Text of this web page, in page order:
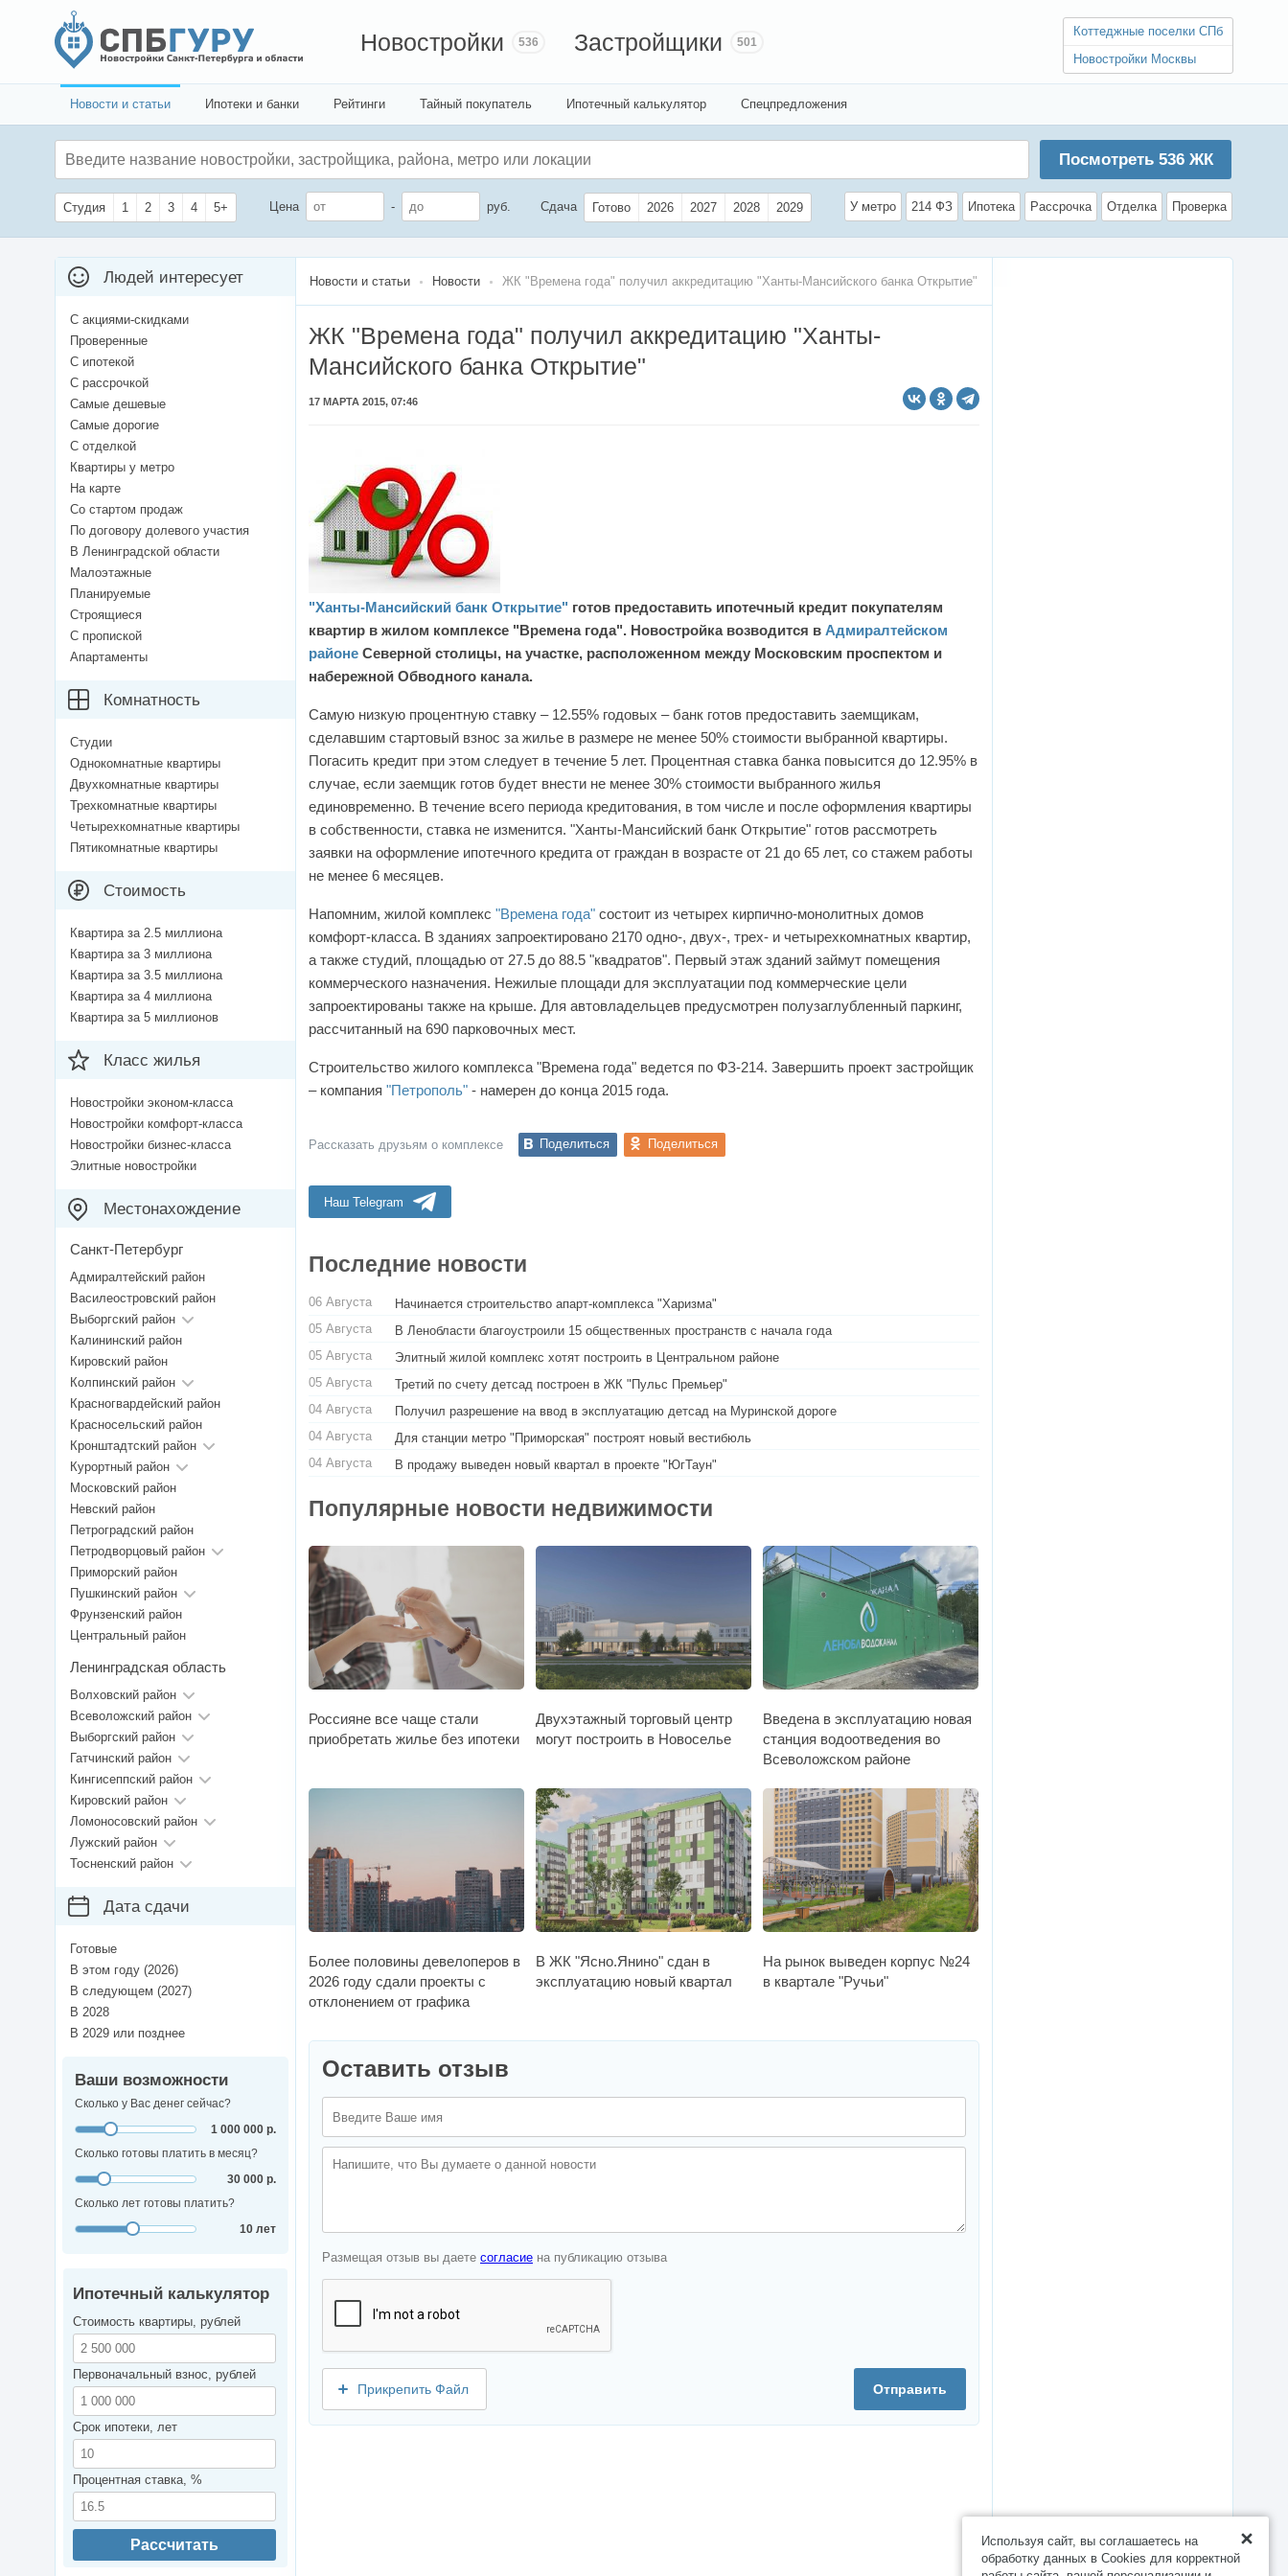
Новостройки 536 Застройщики 501
Коттеджные поселки СПб
Новостройки Москвы
Новости и статьи Ипотеки и банки Рейтинги Тайный покупатель Ипотечный калькулятор Спецпредложения
Посмотреть 536ЖК
Студия 1 2 3 4 5+ Цена - руб. Сдача Готово 2026 2027 2028 2029 У метро 214 ФЗ Ипотека Рассрочка Отделка Проверка
Новости и статьи Новости ЖК "Времена года" получил аккредитацию "Ханты-Мансийского банка Открытие"
ЖК "Времена года" получил аккредитацию "Ханты-
Мансийского банка Открытие"
17 МАРТА 2015, 07:46
"Ханты-Мансийский банк Открытие" готов предоставить ипотечный кредит покупателям
квартир в жилом комплексе "Времена года". Новостройка возводится в Адмиралтейском
районе Северной столицы, на участке, расположенном между Московским проспектом и
набережной Обводного канала.
Самую низкую процентную ставку – 12.55% годовых – банк готов предоставить заемщикам,
сделавшим стартовый взнос за жилье в размере не менее 50% стоимости выбранной квартиры.
Погасить кредит при этом следует в течение 5 лет. Процентная ставка банка повысится до 12.95% в
случае, если заемщик готов будет внести не менее 30% стоимости выбранного жилья
единовременно. В течение всего периода кредитования, в том числе и после оформления квартиры
в собственности, ставка не изменится. "Ханты-Мансийский банк Открытие" готов рассмотреть
заявки на оформление ипотечного кредита от граждан в возрасте от 21 до 65 лет, со стажем работы
не менее 6 месяцев.
Напомним, жилой комплекс "Времена года" состоит из четырех кирпично-монолитных домов
комфорт-класса. В зданиях запроектировано 2170 одно-, двух-, трех- и четырехкомнатных квартир,
а также студий, площадью от 27.5 до 88.5 "квадратов". Первый этаж зданий займут помещения
коммерческого назначения. Нежилые площади для эксплуатации под коммерческие цели
запроектированы также на крыше. Для автовладельцев предусмотрен полузаглубленный паркинг,
рассчитанный на 690 парковочных мест.
Строительство жилого комплекса "Времена года" ведется по ФЗ-214. Завершить проект застройщик
– компания "Петрополь" - намерен до конца 2015 года.
Рассказать друзьям о комплексе Поделиться Поделиться
Наш Telegram
Последние новости
06 Августа
Начинается строительство апарт-комплекса "Харизма"
05 Августа
В Ленобласти благоустроили 15 общественных пространств с начала года
05 Августа
Элитный жилой комплекс хотят построить в Центральном районе
05 Августа
Третий по счету детсад построен в ЖК "Пульс Премьер"
04 Августа
Получил разрешение на ввод в эксплуатацию детсад на Муринской дороге
04 Августа
Для станции метро "Приморская" построят новый вестибюль
04 Августа
В продажу выведен новый квартал в проекте "ЮгТаун"
Популярные новости недвижимости
Россияне все чаще стали
приобретать жилье без ипотеки
Двухэтажный торговый центр
могут построить в Новоселье
Введена в эксплуатацию новая
станция водоотведения во
Всеволожском районе
Более половины девелоперов в
2026 году сдали проекты с
отклонением от графика
В ЖК "Ясно.Янино" сдан в
эксплуатацию новый квартал
На рынок выведен корпус №24
в квартале "Ручьи"
Оставить отзыв
Размещая отзыв вы даете согласие на публикацию отзыва
Отправить
Прикрепить Файл
Людей интересует
С акциями-скидками
Проверенные
С ипотекой
С рассрочкой
Самые дешевые
Самые дорогие
С отделкой
Квартиры у метро
На карте
Со стартом продаж
По договору долевого участия
В Ленинградской области
Малоэтажные
Планируемые
Строящиеся
С пропиской
Апартаменты
Комнатность
Студии
Однокомнатные квартиры
Двухкомнатные квартиры
Трехкомнатные квартиры
Четырехкомнатные квартиры
Пятикомнатные квартиры
Стоимость
Квартира за 2.5 миллиона
Квартира за 3 миллиона
Квартира за 3.5 миллиона
Квартира за 4 миллиона
Квартира за 5 миллионов
Класс жилья
Новостройки эконом-класса
Новостройки комфорт-класса
Новостройки бизнес-класса
Элитные новостройки
Местонахождение
Санкт-Петербург
Адмиралтейский район
Василеостровский район
Выборгский район
Калининский район
Кировский район
Колпинский район
Красногвардейский район
Красносельский район
Кронштадтский район
Курортный район
Московский район
Невский район
Петроградский район
Петродворцовый район
Приморский район
Пушкинский район
Фрунзенский район
Центральный район
Ленинградская область
Волховский район
Всеволожский район
Выборгский район
Гатчинский район
Кингисеппский район
Кировский район
Ломоносовский район
Лужский район
Тосненский район
Дата сдачи
Готовые
В этом году (2026)
В следующем (2027)
В 2028
В 2029 или позднее
Ваши возможности
Сколько у Вас денег сейчас?
1 000 000 р.
Сколько готовы платить в месяц?
30 000 р.
Сколько лет готовы платить?
10 лет
Ипотечный калькулятор
Стоимость квартиры, рублей
Первоначальный взнос, рублей
Срок ипотеки, лет
Процентная ставка, %
Рассчитать
Используя сайт, вы соглашаетесь на
обработку данных в Cookies для корректной